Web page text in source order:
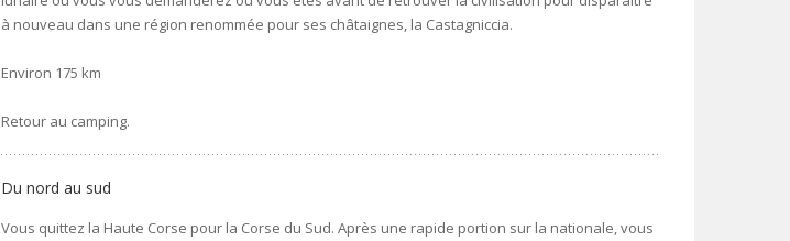
à nouveau dans une région renommée pour ses châtaignes, la Castagniccia.
Environ 175 km
Retour au camping.
Du nord au sud
Vous quittez la Haute Corse pour la Corse du Sud. Après une rapide portion sur la nationale, vous